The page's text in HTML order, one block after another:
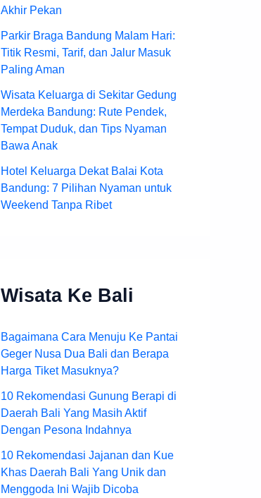
Akhir Pekan
Parkir Braga Bandung Malam Hari:
Titik Resmi, Tarif, dan Jalur Masuk
Paling Aman
Wisata Keluarga di Sekitar Gedung
Merdeka Bandung: Rute Pendek,
Tempat Duduk, dan Tips Nyaman
Bawa Anak
Hotel Keluarga Dekat Balai Kota
Bandung: 7 Pilihan Nyaman untuk
Weekend Tanpa Ribet
Wisata Ke Bali
Bagaimana Cara Menuju Ke Pantai
Geger Nusa Dua Bali dan Berapa
Harga Tiket Masuknya?
10 Rekomendasi Gunung Berapi di
Daerah Bali Yang Masih Aktif
Dengan Pesona Indahnya
10 Rekomendasi Jajanan dan Kue
Khas Daerah Bali Yang Unik dan
Menggoda Ini Wajib Dicoba